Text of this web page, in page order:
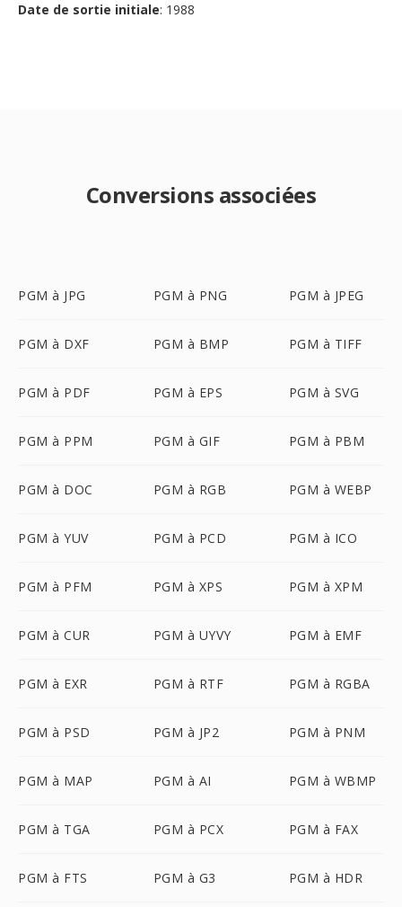
Date de sortie initiale: 1988
Conversions associées
PGM à JPG PGM à PNG PGM à JPEG
PGM à DXF PGM à BMP PGM à TIFF
PGM à PDF PGM à EPS PGM à SVG
PGM à PPM PGM à GIF PGM à PBM
PGM à DOC PGM à RGB PGM à WEBP
PGM à YUV PGM à PCD PGM à ICO
PGM à PFM PGM à XPS PGM à XPM
PGM à CUR PGM à UYVY PGM à EMF
PGM à EXR PGM à RTF PGM à RGBA
PGM à PSD PGM à JP2 PGM à PNM
PGM à MAP PGM à AI PGM à WBMP
PGM à TGA PGM à PCX PGM à FAX
PGM à FTS PGM à G3 PGM à HDR